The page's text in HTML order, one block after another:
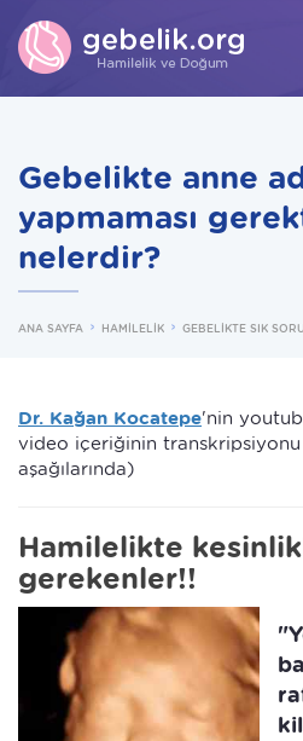
Gebelikte anne
yapmaması
nelerdir?
ANA SAYFA HAMİLELİK GEBELİKTE SIK
Dr. Kağan Kocatepe'nin
video içeriğinin
aşağılarında)
Hamilelikte
gerekenler!!